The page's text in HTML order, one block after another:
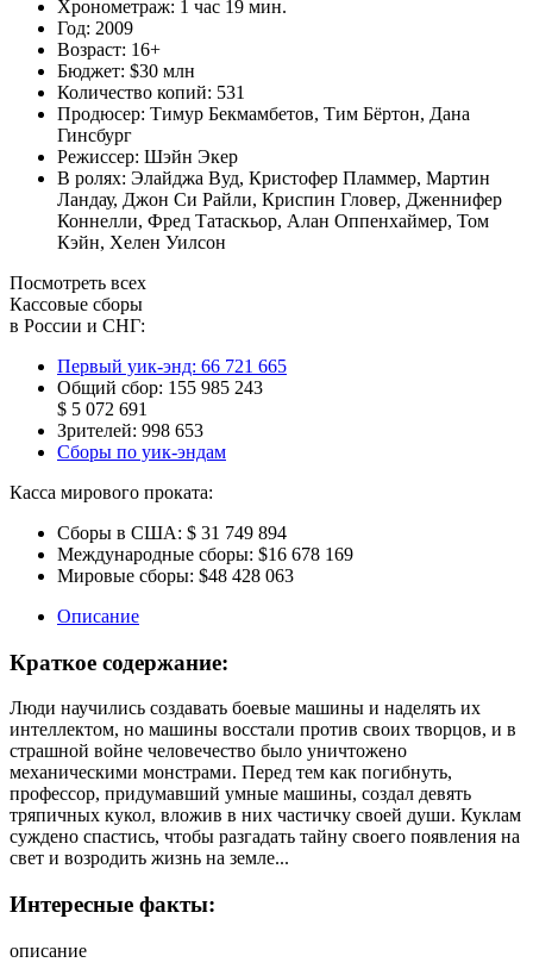
Хронометраж: 1 час 19 мин.
Год: 2009
Возраст: 16+
Бюджет: $30 млн
Количество копий: 531
Продюсер: Тимур Бекмамбетов, Тим Бёртон, Дана
Гинсбург
Режиссер: Шэйн Экер
В ролях: Элайджа Вуд, Кристофер Пламмер, Мартин
Ландау, Джон Си Райли, Криспин Гловер, Дженнифер
Коннелли, Фред Татаскьор, Алан Оппенхаймер, Том
Кэйн, Хелен Уилсон
Посмотреть всех
Кассовые сборы
в России и СНГ:
Первый уик-энд: 66 721 665
Общий сбор: 155 985 243
$ 5 072 691
Зрителей: 998 653
Сборы по уик-эндам
Касса мирового проката:
Сборы в США: $ 31 749 894
Международные сборы: $16 678 169
Мировые сборы: $48 428 063
Описание
Краткое содержание:
Люди научились создавать боевые машины и наделять их
интеллектом, но машины восстали против своих творцов, и в
страшной войне человечество было уничтожено
механическими монстрами. Перед тем как погибнуть,
профессор, придумавший умные машины, создал девять
тряпичных кукол, вложив в них частичку своей души. Куклам
суждено спастись, чтобы разгадать тайну своего появления на
свет и возродить жизнь на земле...
Интересные факты:
описание